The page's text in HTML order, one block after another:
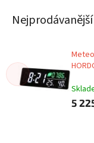
Nejprodávanější
5